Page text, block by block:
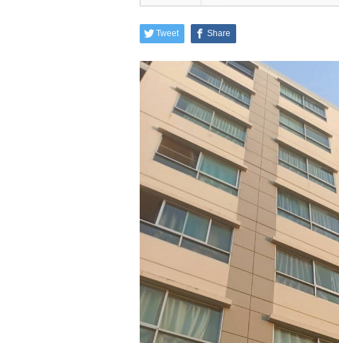
Tweet Share